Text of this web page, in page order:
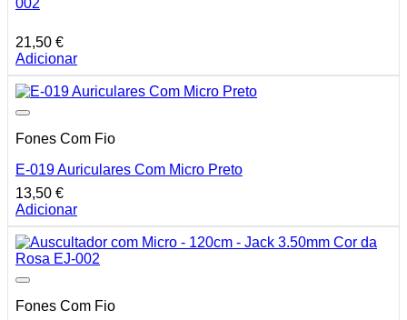
002
21,50 €
Adicionar
Fones Com Fio
E-019 Auriculares Com Micro Preto
13,50 €
Adicionar
Fones Com Fio